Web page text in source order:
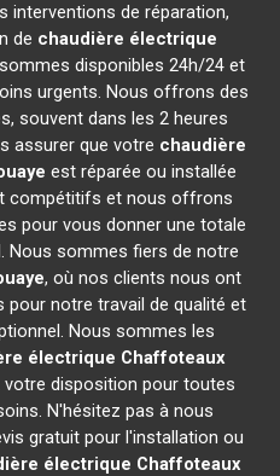
interventions de réparation,
de chaudière électrique
disponibles 24h/24 et
urgents. Nous offrons des
souvent dans les 2 heures
assurer que votre chaudière
est réparée ou installée
compétitifs et nous offrons
pour vous donner une totale
Nous sommes fiers de notre
, où nos clients nous ont
notre travail de qualité et
Nous sommes les
électrique Chaffoteaux
disposition pour toutes
N'hésitez pas à nous
gratuit pour l'installation ou
électrique Chaffoteaux